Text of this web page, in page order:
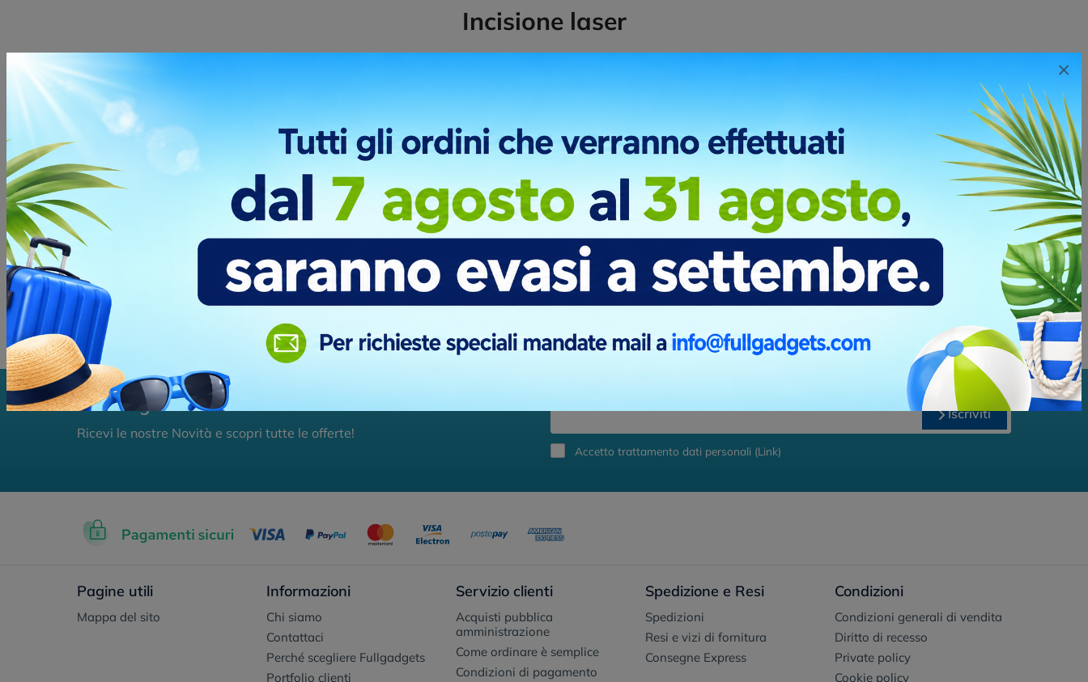
×
Incisione laser
Consegne rapide, sicure e per qualsiasi
tua esigenza
Spedizioni affidabili e puntuali per ogni
esigenza. Anche per consegne urgenti, il
nostro team è sempre pronto a supportarti.
Bozza grafica gratuita
Realizziamo gratuitamente una bozza
grafica personalizzata per mostrarti il
risultato finale prima della produzione.
Qualità garantita su tutti i nostri prodotti
Tutti i prodotti sono selezionati e controllati
secondo rigorosi standard qualitativi, con
certificazioni dove previste.
Iscriviti gratuitamente alla nostra newsletter
Ricevi le nostre Novità e scopri tutte le offerte!
Iscriviti
Accetto trattamento dati personali (Link)
Pagine utili
Mappa del sito
Informazioni
Chi siamo
Contattaci
Perché scegliere Fullgadgets
Portfolio clienti
Servizio clienti
Acquisti pubblica
amministrazione
Come ordinare è semplice
Condizioni di pagamento
Spedizione e Resi
Spedizioni
Resi e vizi di fornitura
Consegne Express
Condizioni
Condizioni generali di vendita
Diritto di recesso
Private policy
Cookie policy